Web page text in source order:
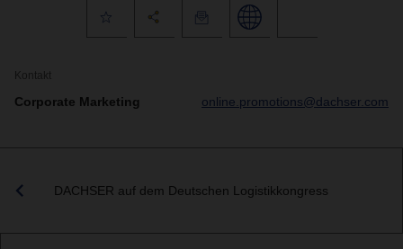
Kontakt
Corporate Marketing online.promotions@dachser.com
DACHSER auf dem Deutschen Logistikkongress